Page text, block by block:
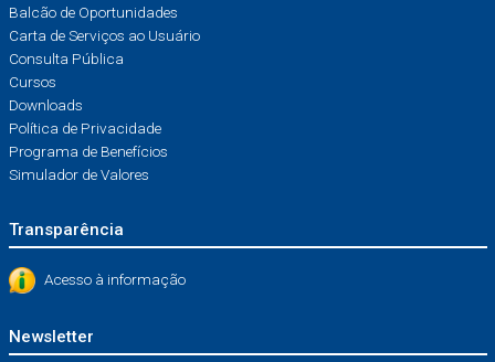
Balcão de Oportunidades
Carta de Serviços ao Usuário
Consulta Pública
Cursos
Downloads
Política de Privacidade
Programa de Benefícios
Simulador de Valores
Transparência
Acesso à informação
Newsletter